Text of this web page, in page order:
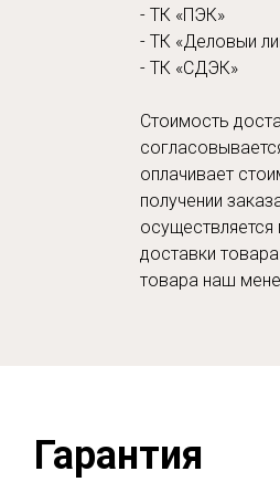
- ТК «ПЭК»
- ТК «Деловыи
- ТК «СДЭК»
Стоимость
оплачивает
получении
доставки
товара наш
Гарантия